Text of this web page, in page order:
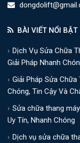
BÀI VIẾT NỔI BẬT
Dịch Vụ Sửa Chữa
Giải Pháp Nhanh
Giải Pháp Sửa
Chóng, Tin Cậy Và
Sửa chữa thang
Uy Tín, Nhanh Chóng
Dịch vụ sửa chữa